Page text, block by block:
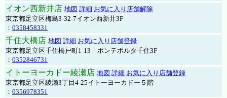
イオン西新井店 地図 詳細 お気に入り店舗解除
東京都足立区梅島3-32-7イオン西新井3F
： 0358458331
千住大橋店 地図 詳細 お気に入り店舗登録
東京都足立区千住橋戸町1-13 ポンテポルタ千住3F
： 0352846731
イトーヨーカドー綾瀬店 地図 詳細 お気に入り店舗登録
東京都足立区綾瀬3丁目4-25イトーヨーカドー５階
： 0356978351